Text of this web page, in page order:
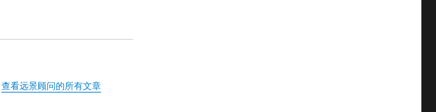
查看远景顾问的所有文章